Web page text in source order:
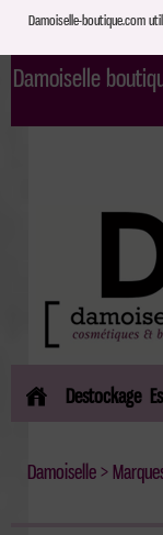
Damoiselle-boutique.com
Damoiselle
Destockage
Damoiselle>